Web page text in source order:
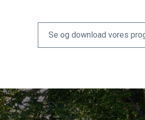
Se og download vores